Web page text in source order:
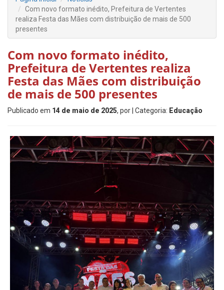
Com novo formato inédito, Prefeitura de Vertentes
realiza Festa das Mães com distribuição de mais de 500
presentes
Com novo formato inédito,
Prefeitura de Vertentes realiza
Festa das Mães com distribuição
de mais de 500 presentes
Publicado em 14 de maio de 2025, por | Categoria: Educação